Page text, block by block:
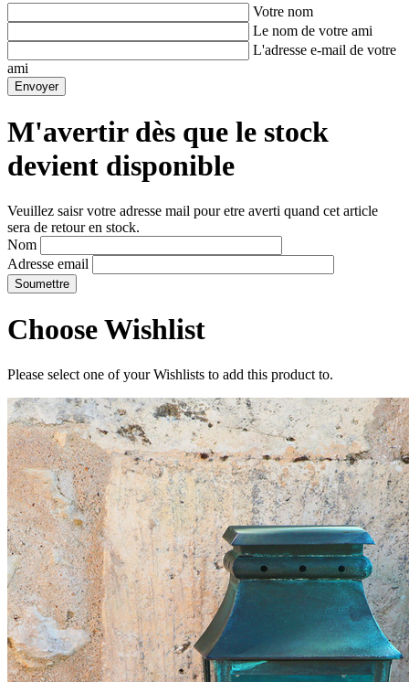
Votre nom
Le nom de votre ami
L'adresse e-mail de votre
ami
M'avertir dès que le stock
devient disponible
Veuillez saisr votre adresse mail pour etre averti quand cet article
sera de retour en stock.
Nom
Adresse email
Choose Wishlist
Please select one of your Wishlists to add this product to.